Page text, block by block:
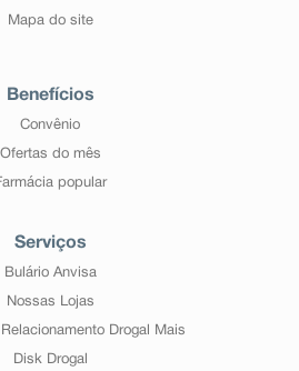
Mapa do site
Benefícios
Convênio
Ofertas do mês
popular
Serviços
Bulário Anvisa
Nossas Lojas
Drogal Mais
Disk Drogal